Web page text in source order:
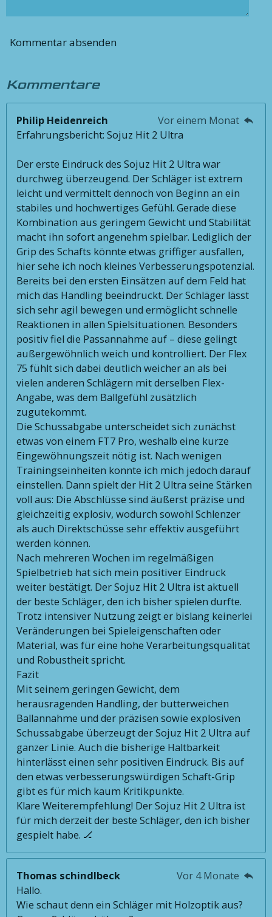
Kommentar absenden
Kommentare
Philip Heidenreich
Vor einem Monat
Erfahrungsbericht: Sojuz Hit 2 Ultra
Der erste Eindruck des Sojuz Hit 2 Ultra war
durchweg überzeugend. Der Schläger ist extrem
leicht und vermittelt dennoch von Beginn an ein
stabiles und hochwertiges Gefühl. Gerade diese
Kombination aus geringem Gewicht und Stabilität
macht ihn sofort angenehm spielbar. Lediglich der
Grip des Schafts könnte etwas griffiger ausfallen,
hier sehe ich noch kleines Verbesserungspotenzial.
Bereits bei den ersten Einsätzen auf dem Feld hat
mich das Handling beeindruckt. Der Schläger lässt
sich sehr agil bewegen und ermöglicht schnelle
Reaktionen in allen Spielsituationen. Besonders
positiv fiel die Passannahme auf – diese gelingt
außergewöhnlich weich und kontrolliert. Der Flex
75 fühlt sich dabei deutlich weicher an als bei
vielen anderen Schlägern mit derselben Flex-
Angabe, was dem Ballgefühl zusätzlich
zugutekommt.
Die Schussabgabe unterscheidet sich zunächst
etwas von einem FT7 Pro, weshalb eine kurze
Eingewöhnungszeit nötig ist. Nach wenigen
Trainingseinheiten konnte ich mich jedoch darauf
einstellen. Dann spielt der Hit 2 Ultra seine Stärken
voll aus: Die Abschlüsse sind äußerst präzise und
gleichzeitig explosiv, wodurch sowohl Schlenzer
als auch Direktschüsse sehr effektiv ausgeführt
werden können.
Nach mehreren Wochen im regelmäßigen
Spielbetrieb hat sich mein positiver Eindruck
weiter bestätigt. Der Sojuz Hit 2 Ultra ist aktuell
der beste Schläger, den ich bisher spielen durfte.
Trotz intensiver Nutzung zeigt er bislang keinerlei
Veränderungen bei Spieleigenschaften oder
Material, was für eine hohe Verarbeitungsqualität
und Robustheit spricht.
Fazit
Mit seinem geringen Gewicht, dem
herausragenden Handling, der butterweichen
Ballannahme und der präzisen sowie explosiven
Schussabgabe überzeugt der Sojuz Hit 2 Ultra auf
ganzer Linie. Auch die bisherige Haltbarkeit
hinterlässt einen sehr positiven Eindruck. Bis auf
den etwas verbesserungswürdigen Schaft-Grip
gibt es für mich kaum Kritikpunkte.
Klare Weiterempfehlung! Der Sojuz Hit 2 Ultra ist
für mich derzeit der beste Schläger, den ich bisher
gespielt habe. 🏒
Thomas schindlbeck
Vor 4 Monate
Hallo.
Wie schaut denn ein Schläger mit Holzoptik aus?